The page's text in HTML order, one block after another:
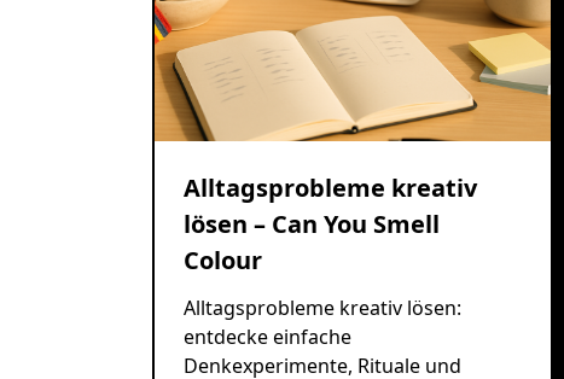
Alltagsprobleme kreativ
lösen – Can You Smell
Colour
Alltagsprobleme kreativ lösen:
entdecke einfache
Denkexperimente, Rituale und